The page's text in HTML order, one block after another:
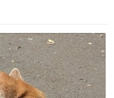
ウロコ風な柄にし